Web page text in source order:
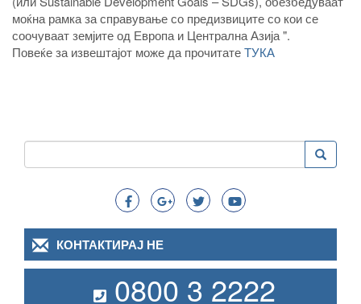
моќна рамка за справување со предизвиците со кои се
соочуваат земјите од Европа и Централна Азија ".
Повеќе за извештајот може да прочитатеТУКА
Search
Пребарување
КОНТАКТИРАЈ НЕ
0800 3 2222